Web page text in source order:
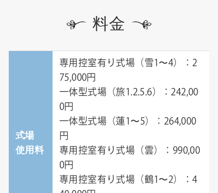
料金
式場
使用料
専用控室有り式場（雪1〜4）：2
75,000円
一体型式場（旅1.2.5.6）：242,00
0円
一体型式場（蓮1〜5）：264,000
円
専用控室有り式場（雲）：990,00
0円
専用控室有り式場（鶴1〜2）：4